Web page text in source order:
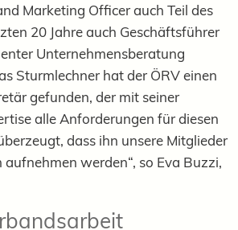
Marketing Officer auch Teil des
20 Jahre auch Geschäftsführer
Unternehmensberatung
Sturmlechner hat der ÖRV einen
gefunden, der mit seiner
alle Anforderungen für diesen
dass ihn unsere Mitglieder
werden“, so Eva Buzzi,